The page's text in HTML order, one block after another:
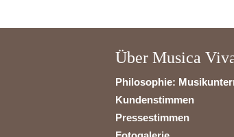
Über Musica
Philosophie:
Kundenstimmen
Pressestimmen